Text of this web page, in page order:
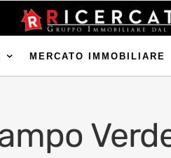
MERCATO IMMOBILIARE